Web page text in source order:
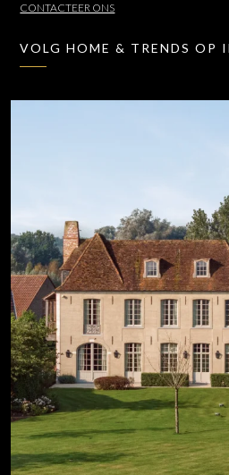
CONTACTEER ONS
VOLG HOME & TRENDS OP